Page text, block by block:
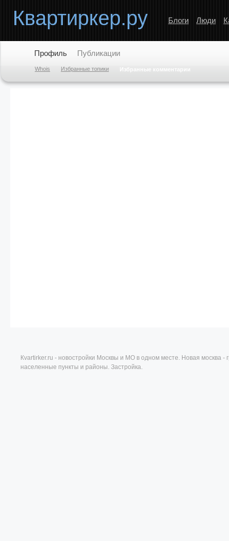
Квартиркер.ру Блоги Люди
Профиль
Whois Избранные топики Избранные комментарии
Публикации
Кvartirker.ru - новостройки Москвы и МО в одном месте. Новая москва
населенные пункты и районы. Застройка.